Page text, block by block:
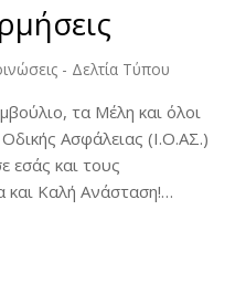
- Δελτία Τύπου
τα Μέλη και όλοι
Ασφάλειας (Ι.Ο.ΑΣ.)
εσάς και τους
Καλή Ανάσταση!…